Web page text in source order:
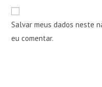
para
comentar
para
comentar
do
seu
site
Salvar meus dados neste
eu comentar.